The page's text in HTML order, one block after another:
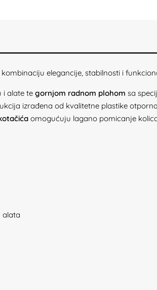
elegancije, stabilnosti i
i alate te gornjom radnom plohom sa
izrađena od kvalitetne plastike
omogućuju lagano pomicanje
alata